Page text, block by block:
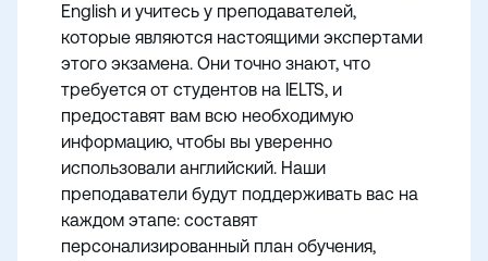
English и учитесь у преподавателей,
которые являются настоящими экспертами
этого экзамена. Они точно знают, что
требуется от студентов на IELTS, и
предоставят вам всю необходимую
информацию, чтобы вы уверенно
использовали английский. Наши
преподаватели будут поддерживать вас на
каждом этапе: составят
персонализированный план обучения,